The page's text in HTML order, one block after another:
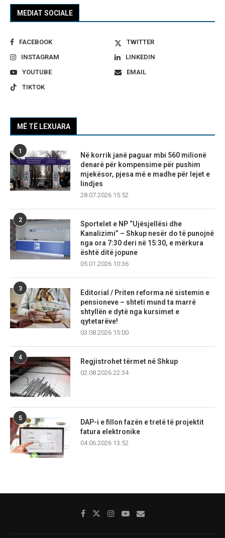
MEDIAT SOCIALE
FACEBOOK
TWITTER
INSTAGRAM
LINKEDIN
YOUTUBE
EMAIL
TIKTOK
MË TË LEXUARA
1
Në korrik janë paguar mbi 560 milionë
denarë për kompensime për pushim
mjekësor, pjesa më e madhe për lejet e
lindjes
28.07.2026 15:52
2
Sportelet e NP “Ujësjellësi dhe
Kanalizimi” – Shkup nesër do të punojnë
nga ora 7:30 deri në 15:30, e mërkura
është ditë jopune
05.01.2026 10:36
3
Editorial / Priten reforma në sistemin e
pensioneve – shteti mund ta marrë
shtyllën e dytë nga kursimet e
qytetarëve!
03.08.2026 15:00
4
Regjistrohet tërmet në Shkup
02.08.2026 22:34
5
DAP-i e fillon fazën e tretë të projektit
fatura elektronike
04.06.2026 13:52